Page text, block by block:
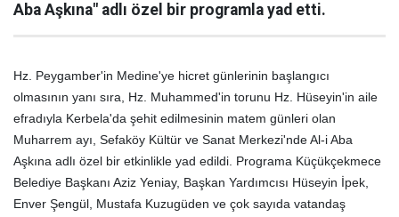
Aba Aşkına" adlı özel bir programla yad etti.
Hz. Peygamber'in Medine'ye hicret günlerinin başlangıcı
olmasının yanı sıra, Hz. Muhammed'in torunu Hz. Hüseyin'in aile
efradıyla Kerbela'da şehit edilmesinin matem günleri olan
Muharrem ayı, Sefaköy Kültür ve Sanat Merkezi'nde Al-i Aba
Aşkına adlı özel bir etkinlikle yad edildi. Programa Küçükçekmece
Belediye Başkanı Aziz Yeniay, Başkan Yardımcısı Hüseyin İpek,
Enver Şengül, Mustafa Kuzugüden ve çok sayıda vatandaş